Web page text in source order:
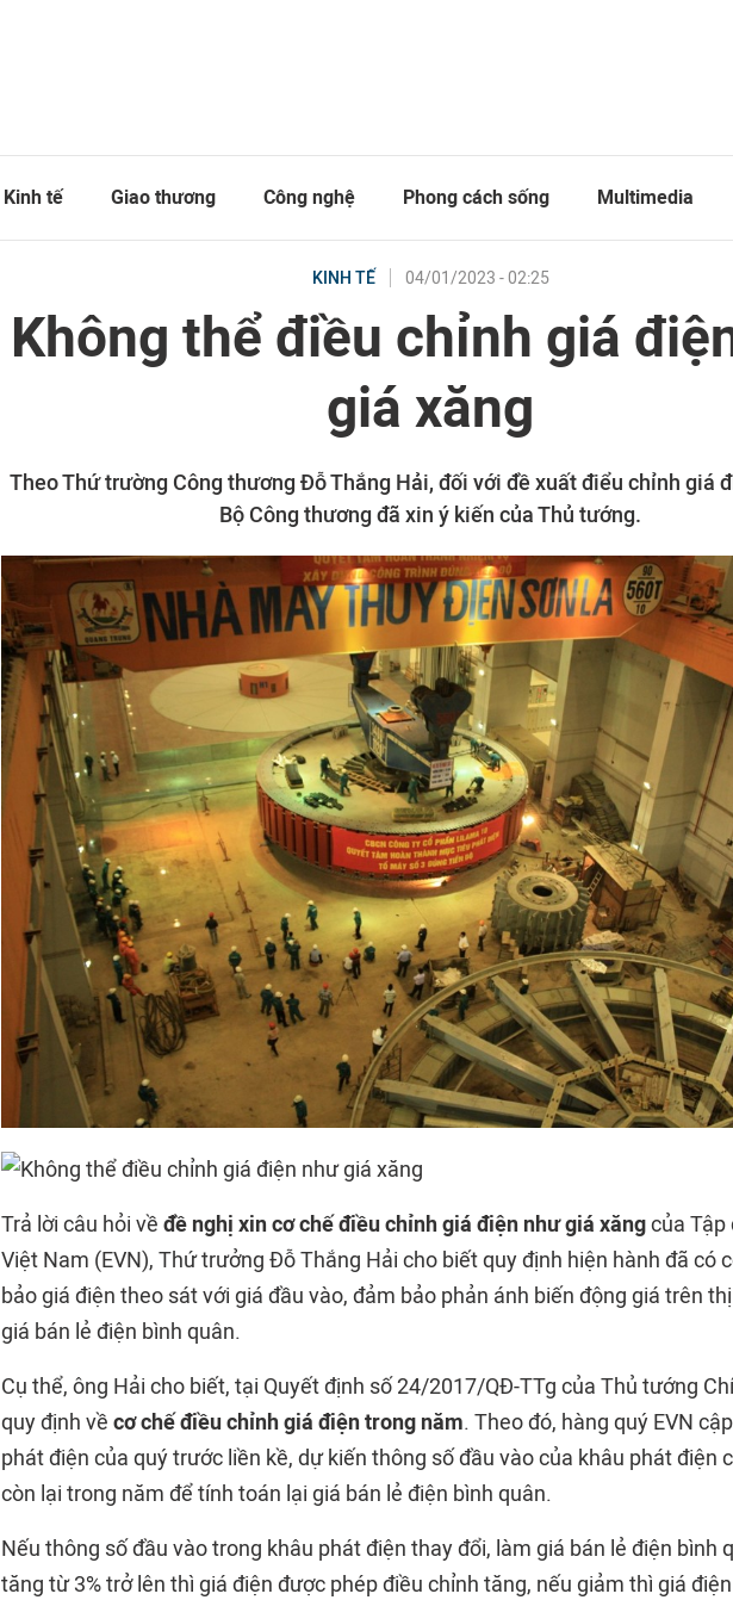
Kinh tế Giao thương Công nghệ Phong cách sống Multimedia
KINH TẾ 04/01/2023 - 02:25
Không thể điều chỉnh giá
giá xăng
Theo Thứ trường Công thương Đỗ Thắng Hải, đối với đề xuất điểu chỉnh giá
Bộ Công thương đã xin ý kiến của Thủ tướng.
Trả lời câu hỏi về đề nghị xin cơ chế điều chỉnh giá điện như giá xăngcủa Tập
Việt Nam (EVN), Thứ trưởng Đỗ Thắng Hải cho biết quy định hiện hành đã có
bảo giá điện theo sát với giá đầu vào, đảm bảo phản ánh biến động giá trên
giá bán lẻ điện bình quân.
Cụ thể, ông Hải cho biết, tại Quyết định số 24/2017/QĐ-TTg của Thủ tướng
quy định về cơ chế điều chỉnh giá điện trong năm. Theo đó, hàng quý EVN
phát điện của quý trước liền kề, dự kiến thông số đầu vào của khâu phát điện
còn lại trong năm để tính toán lại giá bán lẻ điện bình quân.
Nếu thông số đầu vào trong khâu phát điện thay đổi, làm giá bán lẻ điện bình
tăng từ 3% trở lên thì giá điện được phép điều chỉnh tăng, nếu giảm thì giá